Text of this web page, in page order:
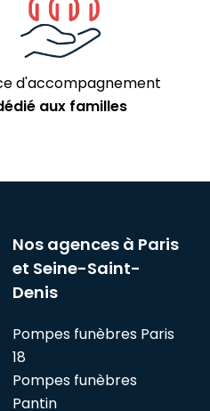
d'accompagnement
aux familles
Nos agences à Paris
et Seine-Saint-
Denis
Pompes funèbres Paris
18
Pompes funèbres
Pantin